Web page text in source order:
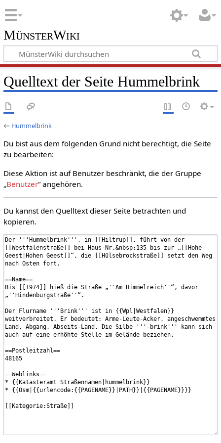
MünsterWiki
Quelltext der Seite Hummelbrink
← Hummelbrink
Du bist aus dem folgenden Grund nicht berechtigt, die Seite
zu bearbeiten:
Diese Aktion ist auf Benutzer beschränkt, die der Gruppe
Benutzer“ angehören.
Du kannst den Quelltext dieser Seite betrachten und
kopieren.